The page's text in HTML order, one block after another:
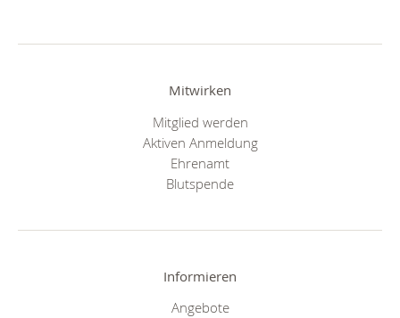
Mitwirken
Mitglied werden
Aktiven Anmeldung
Ehrenamt
Blutspende
Informieren
Angebote